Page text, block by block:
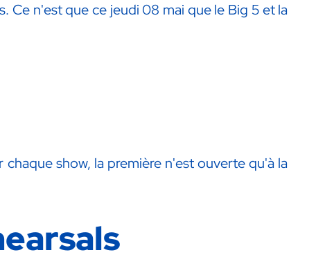
Ce n'est que ce jeudi 08 mai que le Big 5 et la
chaque show, la première n'est ouverte qu'à la